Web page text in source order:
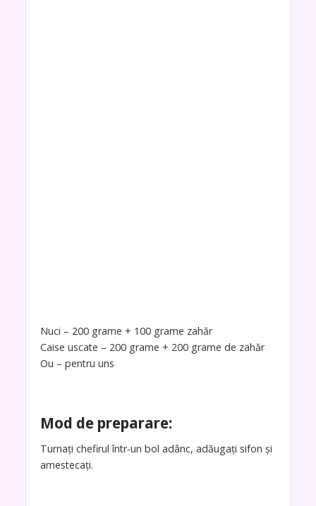
Nuci – 200 grame + 100 grame zahăr
Caise uscate – 200 grame + 200 grame de zahăr
Ou – pentru uns
Mod de preparare:
Turnați chefirul într-un bol adânc, adăugați sifon și
amestecați.